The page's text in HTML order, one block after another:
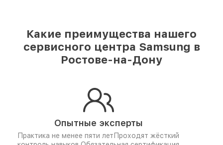
Какие преимущества нашего
сервисного центра Samsung в
Ростове-на-Дону
Опытные эксперты
Практика не менее пяти лет Проходят жёсткий